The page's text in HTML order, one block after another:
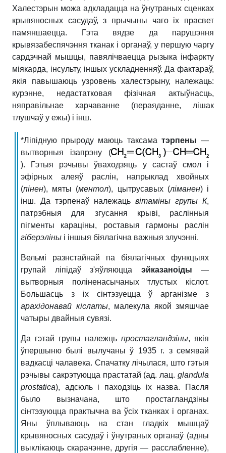
Халестэрын можа адкладацца на ўнутраных сценках
крывяносных сасудаў, з прычыны чаго іх прасвет
памяншаецца. Гэта вядзе да парушэння
крывязабеспячэння тканак і органаў, у першую чаргу
сардэчнай мышцы, павялічваецца рызыка інфаркту
міякарда, інсульту, іншых ускладненняў. Да фактараў,
якія павышаюць узровень халестэрыну, належаць:
курэнне, недастатковая фізічная актыўнасць,
няправільнае харчаванне (пераяданне, лішак
тлушчаў у ежы) і інш.
*Ліпідную прыроду маюць таксама тэрпены —
вытворныя ізапрэну (
).
Гэтыя рэчывы ўваходзяць у састаў смол і
эфірных алеяў раслін, напрыклад хвойных
(пінен), мяты (ментол), цытрусавых (ліманен) і
інш. Да тэрпенаў належаць вітаміны групы К,
патрэбныя для згусання крыві, раслінныя
пігменты караціны, роставыя гармоны раслін
гіберэліны і іншыя біялагічна важныя злучэнні.
Вельмі разнстайнай па біялагічных функцыях
групай ліпідаў з'яўляюцца эйказаноіды —
вытворныя поліненасычаных тлустых кіслот.
Большасць з іх сінтэзуецца ў арганізме з
арахідонавай кіслаты, малекула якой змяшчае
чатыры двайныя сувязі.
Да гэтай групы належць простагландзіны, якія
ўпершыню былі вылучаны ў 1935 г. з семявай
вадкасці чалавека. Спачатку лічылася, што гэтыя
рэчывы сакрэтуюцца прастатай (ад. лац. glandula
prostatica), адсюль і паходзіць іх назва. Пасля
было вызначана, што простагландзіны
сінтэзуюцца практычна ва ўсіх тканках і органах.
Яны ўплываюць на стан гладкіх мышцаў
крывяносных сасудаў і ўнутраных органаў (адны
выклікаюць скарачэнне, другія — расслабленне),